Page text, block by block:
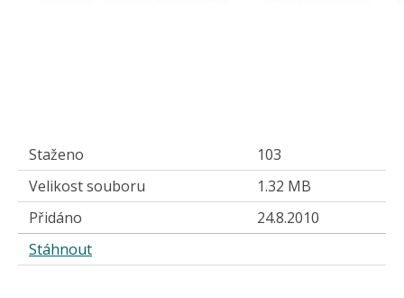
Staženo
103
Velikost souboru
1.32 MB
Přidáno
24.8.2010
Stáhnout